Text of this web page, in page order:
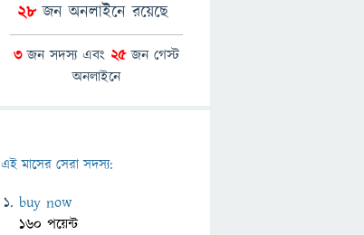
28জন অনলাইনে রয়েছে
3জন সদস্য এবং 25জন গেস্ট
অনলাইনে
এই মাসের সেরা সদস্য:
buy now
160 পয়েন্ট